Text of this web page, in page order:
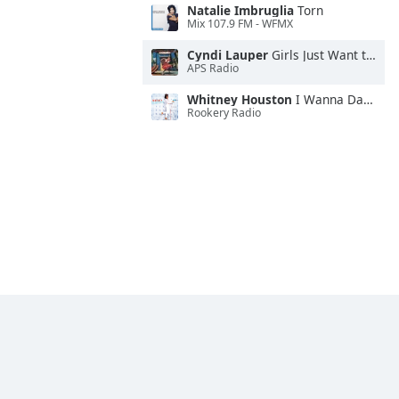
Natalie Imbruglia Torn
Mix 107.9 FM - WFMX
Cyndi Lauper Girls Just Want to Have Fun
APS Radio
Whitney Houston I Wanna Dance With Somebody
Rookery Radio